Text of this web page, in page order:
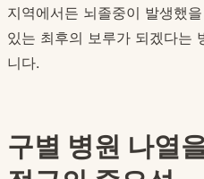
지역에서든 뇌졸중이 발생했
있는 최후의 보루가 되겠다는
니다.
구별 병원 나열